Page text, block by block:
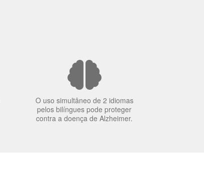
O uso simultâneo de 2 idiomas
pelos bilíngues pode proteger
contra a doença de Alzheimer.